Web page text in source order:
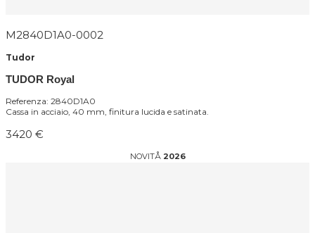
M2840D1A0-0002
Tudor
TUDOR Royal
Referenza: 2840D1A0
Cassa in acciaio, 40 mm, finitura lucida e satinata.
3420 €
NOVITÅ 2026